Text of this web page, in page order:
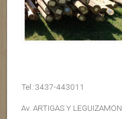
Tel.:3437-443011
Av. ARTIGAS Y LEGUIZAMON